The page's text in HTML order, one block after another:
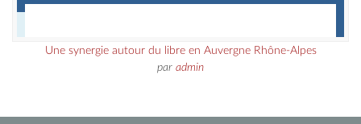
Une synergie autour du libre en Auvergne Rhône-Alpes
par admin